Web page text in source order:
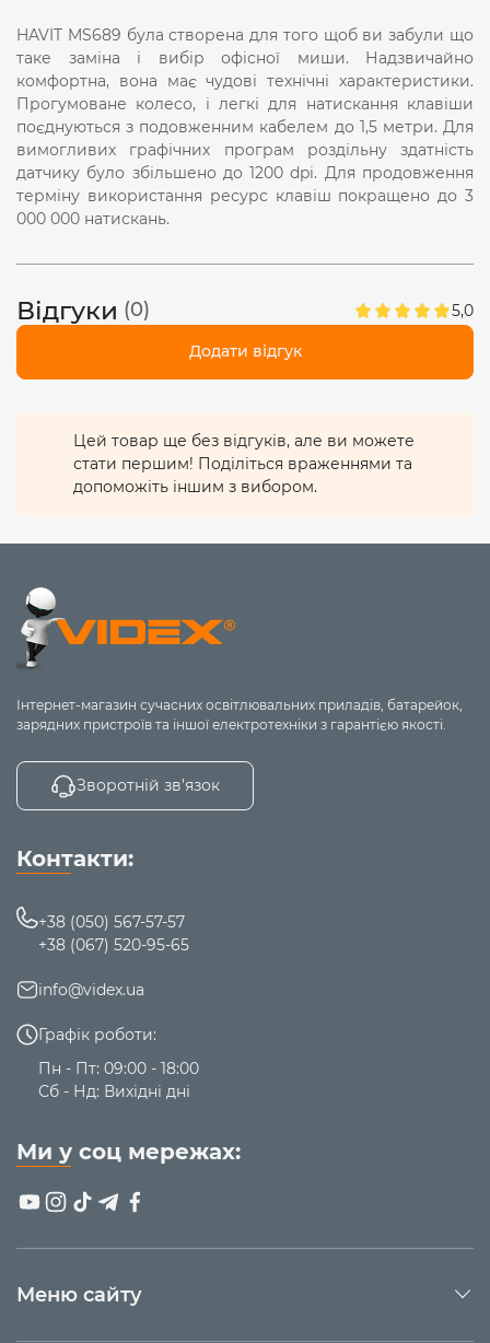
HAVIT MS689 була створена для того щоб ви забули що
таке заміна і вибір офісної миши. Надзвичайно
комфортна, вона має чудові технічні характеристики.
Прогумоване колесо, і легкі для натискання клавіши
поєднуються з подовженним кабелем до 1,5 метри. Для
вимогливих графічних програм роздільну здатність
датчику було збільшено до 1200 dpi. Для продовження
терміну використання ресурс клавіш покращено до 3
000 000 натискань.
Відгуки (0) 5,0
Додати відгук
Цей товар ще без відгуків, але ви можете
стати першим! Поділіться враженнями та
допоможіть іншим з вибором.
Інтернет-магазин сучасних освітлювальних приладів, батарейок,
зарядних пристроїв та іншої електротехніки з гарантією якості.
Зворотній зв’язок
Меню сайту
Контакти:
+38 (050) 567-57-57
+38 (067) 520-95-65
info@videx.ua
Графік роботи:
Пн - Пт: 09:00 - 18:00
Сб - Нд: Вихідні дні
Ми у соц мережах: